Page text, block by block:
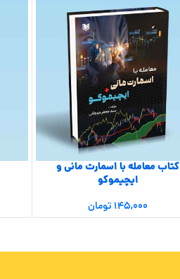
کتاب معامله با اسمارت مانی و
ایچیموکو
۱۴۵,۰۰۰ تومان